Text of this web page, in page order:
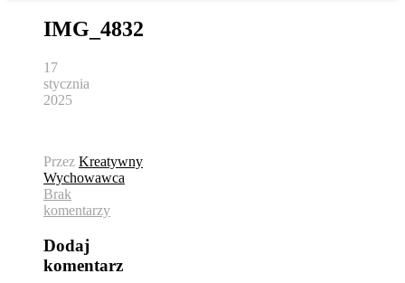
IMG_4832
17
stycznia
2025
Przez Kreatywny
Wychowawca
Brak
komentarzy
Dodaj
komentarz